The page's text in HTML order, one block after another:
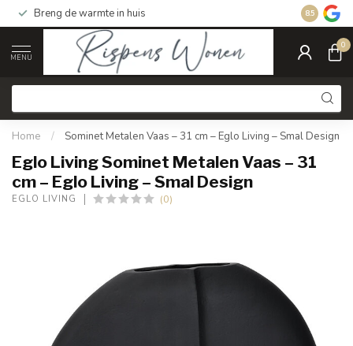
Breng de warmte in huis Gratis
8.5
MENU
0
Home / Sominet Metalen Vaas – 31 cm – Eglo Living – Smal Design
Eglo Living Sominet Metalen Vaas – 31
cm – Eglo Living – Smal Design
EGLO LIVING (0)